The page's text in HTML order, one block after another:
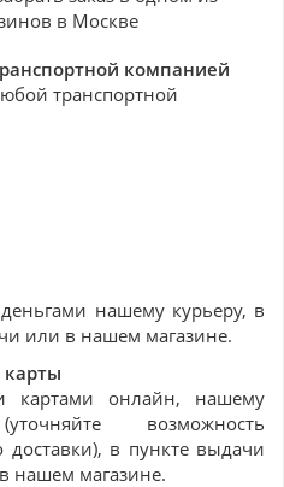
в Москве
компанией
транспортной
нашему курьеру, в
или в нашем магазине.
карты
картами онлайн, нашему
возможность
доставки), в пункте выдачи
нашем магазине.